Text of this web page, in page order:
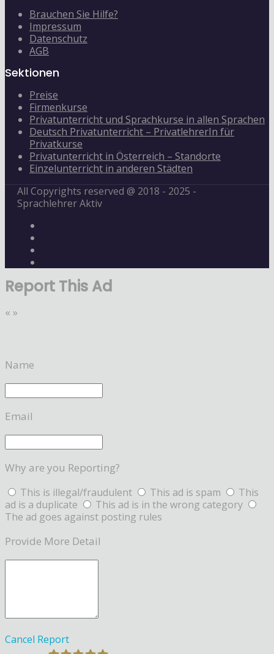
Brauchen Sie Hilfe?
Impressum
Datenschutz
AGB
Sektionen
Preise
Firmenkurse
Privatunterricht und Sprachkurse in allen Sprachen
Deutsch Privatunterricht – PrivatlehrerIn für
Privatkurse
Privatunterricht in Österreich – Standorte
Einzelunterricht in anderen Städten
All Copyrights reserved @ 2018 - 2025 -
Sprachlehrer Aktiv
Report This Ad
« »
Name
Email
Why are you Reporting?
This is illegal/fraudulent This ad is spam
This
ad is a duplicate
This ad is in the wrong category
The ad goes against posting rules
Provide More Detail
Cancel Report